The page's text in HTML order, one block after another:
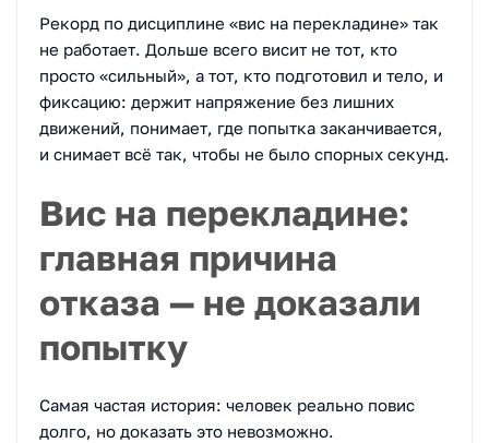
Рекорд по дисциплине «вис на перекладине» так
не работает. Дольше всего висит не тот, кто
просто «сильный», а тот, кто подготовил и тело, и
фиксацию: держит напряжение без лишних
движений, понимает, где попытка заканчивается,
и снимает всё так, чтобы не было спорных секунд.
Вис на перекладине:
главная причина
отказа — не доказали
попытку
Самая частая история: человек реально повис
долго, но доказать это невозможно.